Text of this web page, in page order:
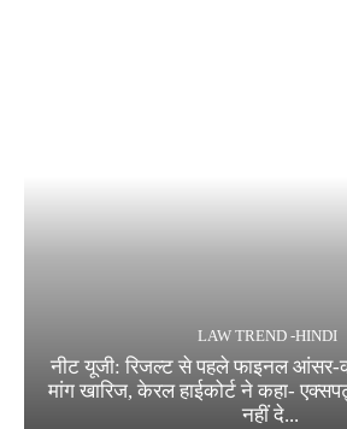
LAW TREND -HINDI
नीट यूजी: रिजल्ट से पहले फाइनल आंसर-
मांग खारिज, केरल हाईकोर्ट ने कहा-
नहीं दे...